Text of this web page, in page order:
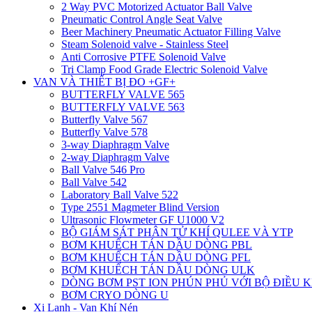
2 Way PVC Motorized Actuator Ball Valve
Pneumatic Control Angle Seat Valve
Beer Machinery Pneumatic Actuator Filling Valve
Steam Solenoid valve - Stainless Steel
Anti Corrosive PTFE Solenoid Valve
Tri Clamp Food Grade Electric Solenoid Valve
VAN VÀ THIẾT BỊ ĐO +GF+
BUTTERFLY VALVE 565
BUTTERFLY VALVE 563
Butterfly Valve 567
Butterfly Valve 578
3-way Diaphragm Valve
2-way Diaphragm Valve
Ball Valve 546 Pro
Ball Valve 542
Laboratory Ball Valve 522
Type 2551 Magmeter Blind Version
Ultrasonic Flowmeter GF U1000 V2
BỘ GIÁM SÁT PHÂN TỬ KHÍ QULEE VÀ YTP
BƠM KHUẾCH TÁN DẦU DÒNG PBL
BƠM KHUẾCH TÁN DẦU DÒNG PFL
BƠM KHUẾCH TÁN DẦU DÒNG ULK
DÒNG BƠM PST ION PHÚN PHỦ VỚI BỘ ĐIỀU
BƠM CRYO DÒNG U
Xi Lanh - Van Khí Nén